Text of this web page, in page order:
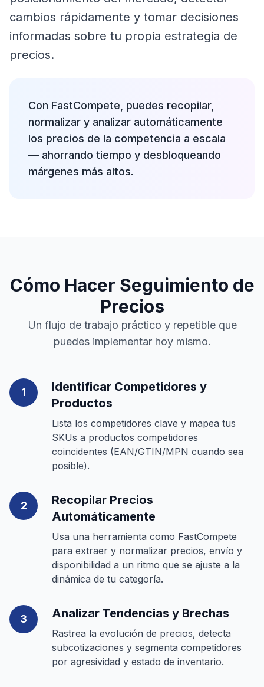
cambios rápidamente y tomar decisiones
informadas sobre tu propia estrategia de
precios.
Con FastCompete, puedes recopilar,
normalizar y analizar automáticamente
los precios de la competencia a escala
— ahorrando tiempo y desbloqueando
márgenes más altos.
Cómo Hacer Seguimiento de
Precios
Un flujo de trabajo práctico y repetible que
puedes implementar hoy mismo.
1
Identificar Competidores y
Productos
Lista los competidores clave y mapea tus
SKUs a productos competidores
coincidentes (EAN/GTIN/MPN cuando sea
posible).
2
Recopilar Precios
Automáticamente
Usa una herramienta como FastCompete
para extraer y normalizar precios, envío y
disponibilidad a un ritmo que se ajuste a la
dinámica de tu categoría.
3 Analizar Tendencias y Brechas
Rastrea la evolución de precios, detecta
subcotizaciones y segmenta competidores
por agresividad y estado de inventario.